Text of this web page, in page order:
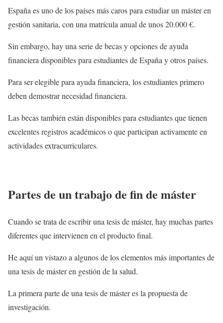
España es uno de los países más caros para estudiar un máster en
gestión sanitaria, con una matrícula anual de unos 20.000 €.
Sin embargo, hay una serie de becas y opciones de ayuda
financiera disponibles para estudiantes de España y otros países.
Para ser elegible para ayuda financiera, los estudiantes primero
deben demostrar necesidad financiera.
Las becas también están disponibles para estudiantes que tienen
excelentes registros académicos o que participan activamente en
actividades extracurriculares.
Partes de un trabajo de fin de máster
Cuando se trata de escribir una tesis de máster, hay muchas partes
diferentes que intervienen en el producto final.
He aquí un vistazo a algunos de los elementos más importantes de
una tesis de máster en gestión de la salud.
La primera parte de una tesis de máster es la propuesta de
investigación.